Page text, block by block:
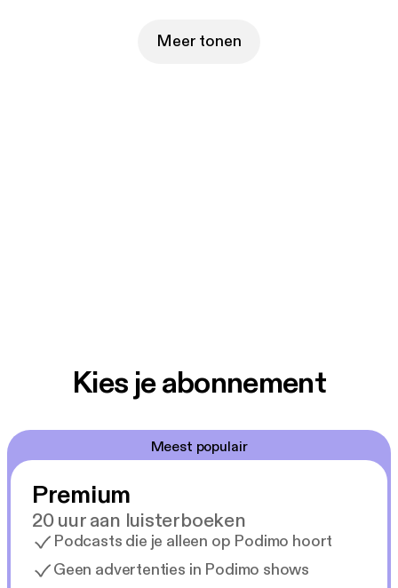
Meer tonen
Kies je abonnement
Meest populair
Premium
20 uur aan luisterboeken
Podcasts die je alleen op Podimo hoort
Geen advertenties in Podimo shows